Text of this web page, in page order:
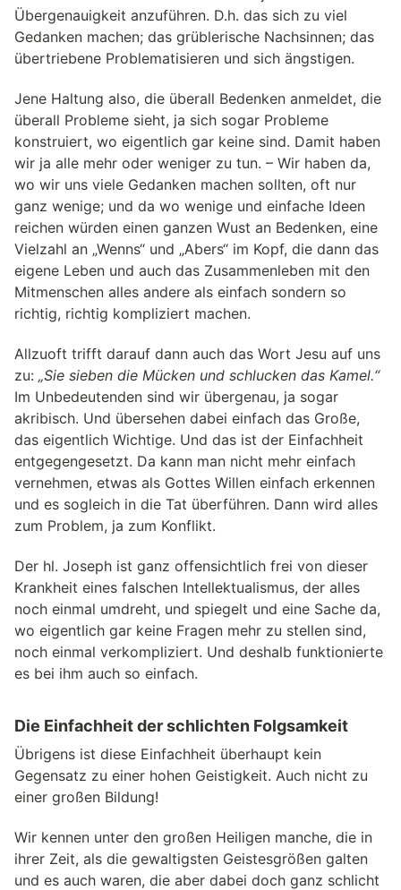
Übergenauigkeit anzuführen. D.h. das sich zu viel
Gedanken machen; das grüblerische Nachsinnen; das
übertriebene Problematisieren und sich ängstigen.
Jene Haltung also, die überall Bedenken anmeldet, die
überall Probleme sieht, ja sich sogar Probleme
konstruiert, wo eigentlich gar keine sind. Damit haben
wir ja alle mehr oder weniger zu tun. – Wir haben da,
wo wir uns viele Gedanken machen sollten, oft nur
ganz wenige; und da wo wenige und einfache Ideen
reichen würden einen ganzen Wust an Bedenken, eine
Vielzahl an „Wenns“ und „Abers“ im Kopf, die dann das
eigene Leben und auch das Zusammenleben mit den
Mitmenschen alles andere als einfach sondern so
richtig, richtig kompliziert machen.
Allzuoft trifft darauf dann auch das Wort Jesu auf uns
zu: „Sie sieben die Mücken und schlucken das Kamel.“
Im Unbedeutenden sind wir übergenau, ja sogar
akribisch. Und übersehen dabei einfach das Große,
das eigentlich Wichtige. Und das ist der Einfachheit
entgegengesetzt. Da kann man nicht mehr einfach
vernehmen, etwas als Gottes Willen einfach erkennen
und es sogleich in die Tat überführen. Dann wird alles
zum Problem, ja zum Konflikt.
Der hl. Joseph ist ganz offensichtlich frei von dieser
Krankheit eines falschen Intellektualismus, der alles
noch einmal umdreht, und spiegelt und eine Sache da,
wo eigentlich gar keine Fragen mehr zu stellen sind,
noch einmal verkompliziert. Und deshalb funktionierte
es bei ihm auch so einfach.
Die Einfachheit der schlichten Folgsamkeit
Übrigens ist diese Einfachheit überhaupt kein
Gegensatz zu einer hohen Geistigkeit. Auch nicht zu
einer großen Bildung!
Wir kennen unter den großen Heiligen manche, die in
ihrer Zeit, als die gewaltigsten Geistesgrößen galten
und es auch waren, die aber dabei doch ganz schlicht